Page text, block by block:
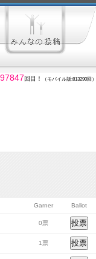
回目！ （モバイル版:813290回）
Garner Ballot
0票
1票